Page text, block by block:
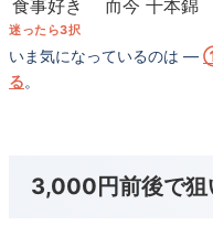
食事好き
而今 千本錦
迷ったら3択
いま気になっているのは —
る。
3,000円前後で狙